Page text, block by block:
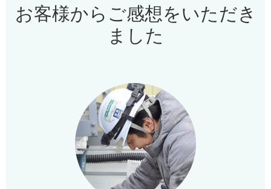
お客様からご感想をいただき
ました